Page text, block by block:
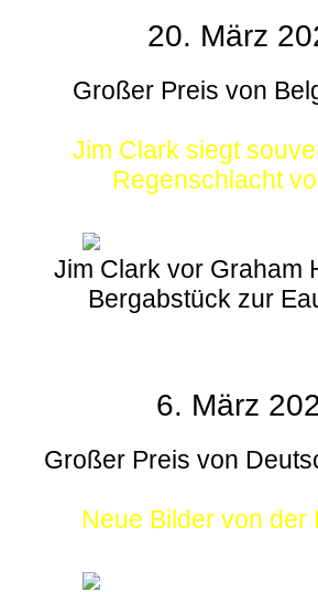
20. März
Großer Preis von
Jim Clark siegt
Regenschlacht
Jim Clark vor Graham
Bergabstück zur
6. März
Großer Preis von
Neue Bilder von der